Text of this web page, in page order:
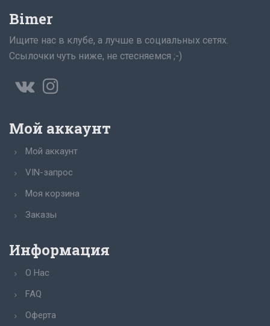
Bimer
Ищите нас в клубе, а лучше в социальных сетях.
Ссылочки чуть ниже, не стесняемся ;-)
Мой аккаунт
Мой аккаунт
VIN-запрос
Моя корзина
Заказы
Информация
О Нас
FAQ
Оферта